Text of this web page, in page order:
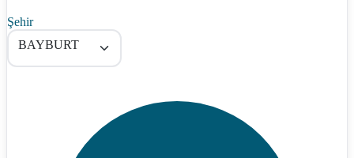
Şehir
BAYBURT